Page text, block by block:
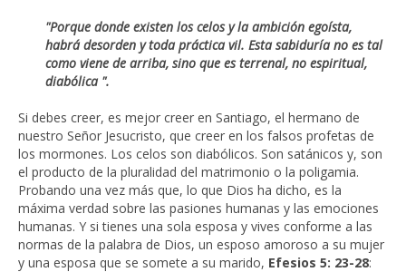
"Porque donde existen los celos y la ambición egoísta,
habrá desorden y toda práctica vil. Esta sabiduría no es tal
como viene de arriba, sino que es terrenal, no espiritual,
diabólica ".
Si debes creer, es mejor creer en Santiago, el hermano de
nuestro Señor Jesucristo, que creer en los falsos profetas de
los mormones. Los celos son diabólicos. Son satánicos y, son
el producto de la pluralidad del matrimonio o la poligamia.
Probando una vez más que, lo que Dios ha dicho, es la
máxima verdad sobre las pasiones humanas y las emociones
humanas. Y si tienes una sola esposa y vives conforme a las
normas de la palabra de Dios, un esposo amoroso a su mujer
y una esposa que se somete a su marido, Efesios 5: 23-28: